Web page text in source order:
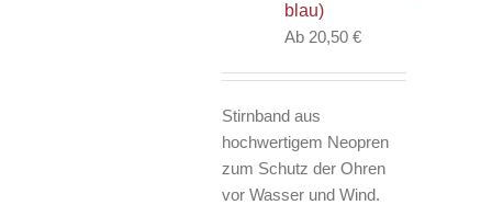
können
auf
der
werden
blau)
Ab 20,50€
Stirnband aus
hochwertigem Neopren
zum Schutz der Ohren
vor Wasser und Wind.